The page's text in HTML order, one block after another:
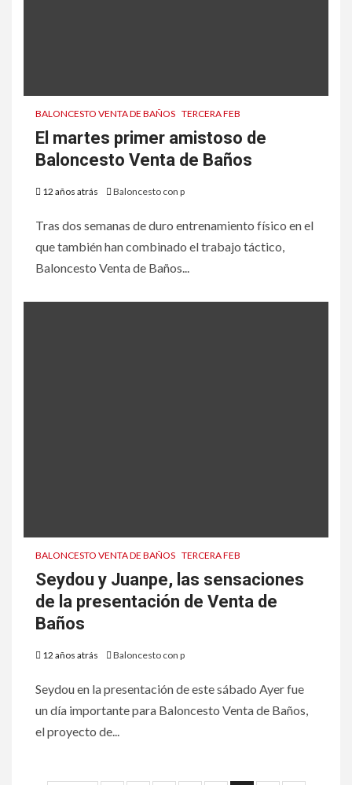
BALONCESTO VENTA DE BAÑOS TERCERA FEB
El martes primer amistoso de
Baloncesto Venta de Baños
12 años atrás Baloncesto con p
Tras dos semanas de duro entrenamiento físico en el
que también han combinado el trabajo táctico,
Baloncesto Venta de Baños...
BALONCESTO VENTA DE BAÑOS TERCERA FEB
Seydou y Juanpe, las sensaciones
de la presentación de Venta de
Baños
12 años atrás Baloncesto con p
Seydou en la presentación de este sábado Ayer fue
un día importante para Baloncesto Venta de Baños,
el proyecto de...